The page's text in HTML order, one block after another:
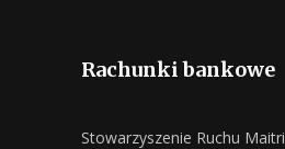
Rachunki bankowe
Stowarzyszenie Ruchu Maitri